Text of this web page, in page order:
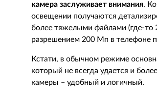
камера заслуживает внимания.
освещении получаются
более тяжелыми файлами (где-
разрешением 200 Мп в телефоне
Кстати, в обычном режиме
который не всегда удается и
камеры – удобный и логичный.